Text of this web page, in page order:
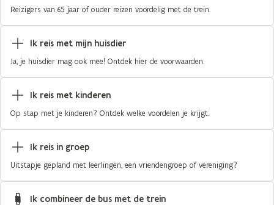
Reizigers van 65 jaar of ouder reizen voordelig met de trein.
Ik reis met mijn huisdier
Ja, je huisdier mag ook mee! Ontdek hier de voorwaarden.
Ik reis met kinderen
Op stap met je kinderen? Ontdek welke voordelen je krijgt.
Ik reis in groep
Uitstapje gepland met leerlingen, een vriendengroep of vereniging?
Ik combineer de bus met de trein